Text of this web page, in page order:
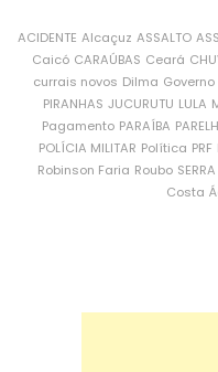
ACIDENTE Alcaçuz ASSALTO
Caicó CARAÚBAS Ceará
currais novos Dilma Governo
PIRANHAS JUCURUTU LULA
Pagamento PARAÍBA
POLÍCIA MILITAR Política PRF
Robinson Faria Roubo
Costa